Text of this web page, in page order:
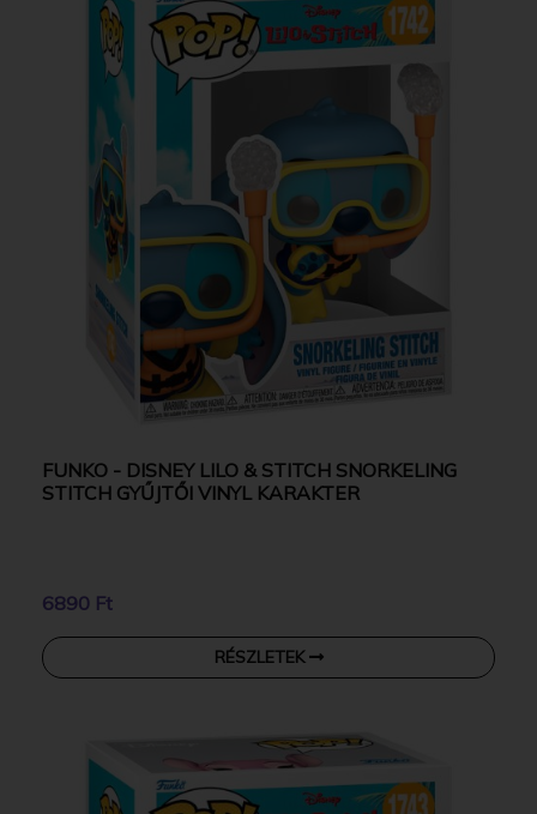
FUNKO - DISNEY LILO & STITCH SNORKELING
STITCH GYŰJTŐI VINYL KARAKTER
6890 Ft
RÉSZLETEK